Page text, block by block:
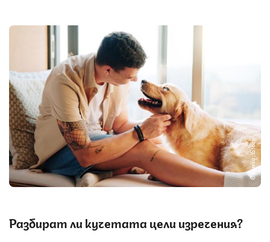
Снимка: iStock
Разбират ли кучетата цели изречения?